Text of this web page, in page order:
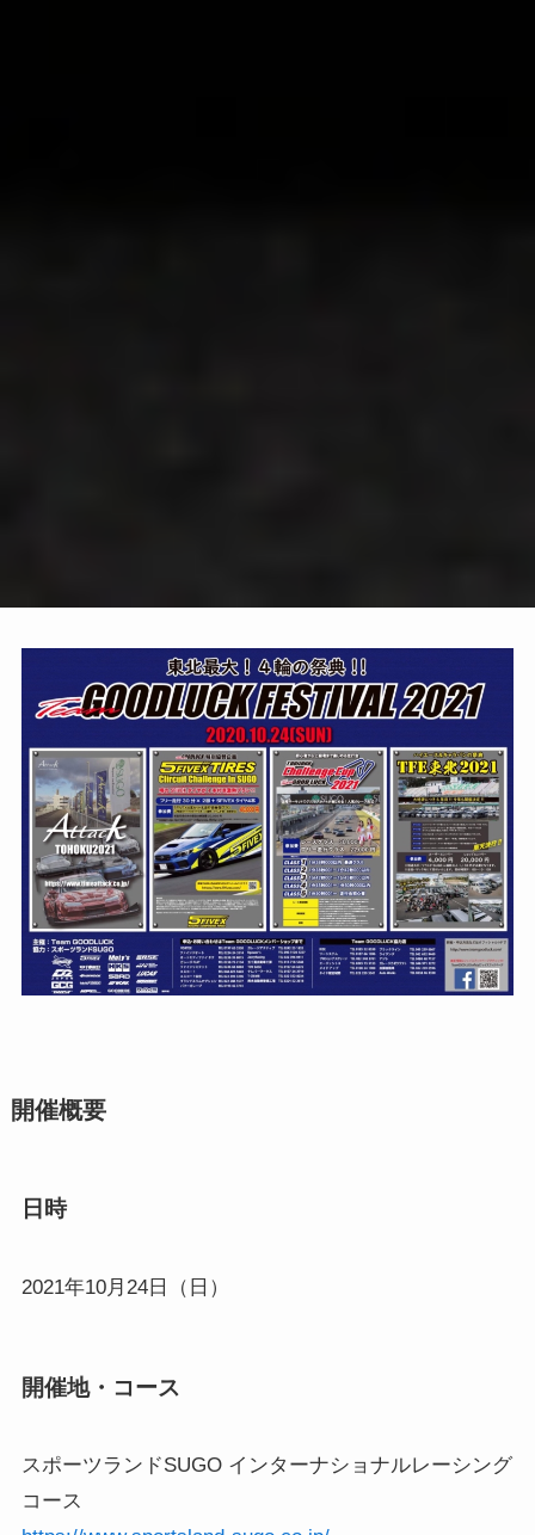
開催概要
日時
2021年10月24日（日）
開催地・コース
スポーツランドSUGO インターナショナルレーシング
コース